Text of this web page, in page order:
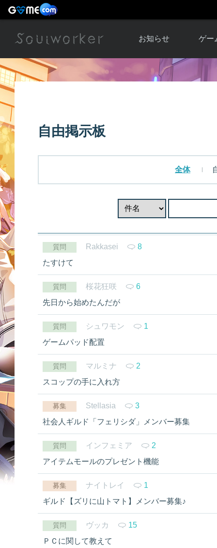
お知らせ
お知らせ一覧
ゲー
ソウ
アップ
自由掲示板
全体
質問 Rakkasei
8
たすけて
質問 桜花狂咲
6
先日から始めたんだが
質問 シュワモン
1
ゲームパッド配置
質問 マルミナ
2
スコップの手に入れ方
募集 Stellasia
3
社会人ギルド「フェリシダ」メンバー募集
質問 インフェミア
2
アイテムモールのプレゼント機能
募集 ナイトレイ
1
ギルド【ズリに山トマト】メンバー募集♪
質問 ヴッカ
15
ＰＣに関して教えて